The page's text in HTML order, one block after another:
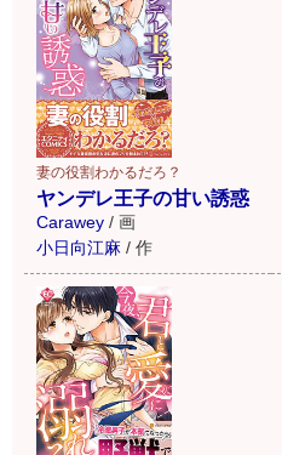
妻の役割わかるだろ？
ヤンデレ王子の甘い誘惑
Carawey / 画
小日向江麻 / 作